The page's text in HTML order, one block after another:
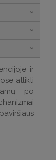
ir
atlikti
po